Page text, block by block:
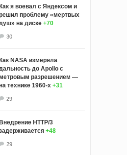
я воевал с Яндексом и
проблему «мертвых
на диске +70
30
NASA измеряла
до Apollo с
разрешением —
технике 1960-х +31
29
HTTP/3
+48
29